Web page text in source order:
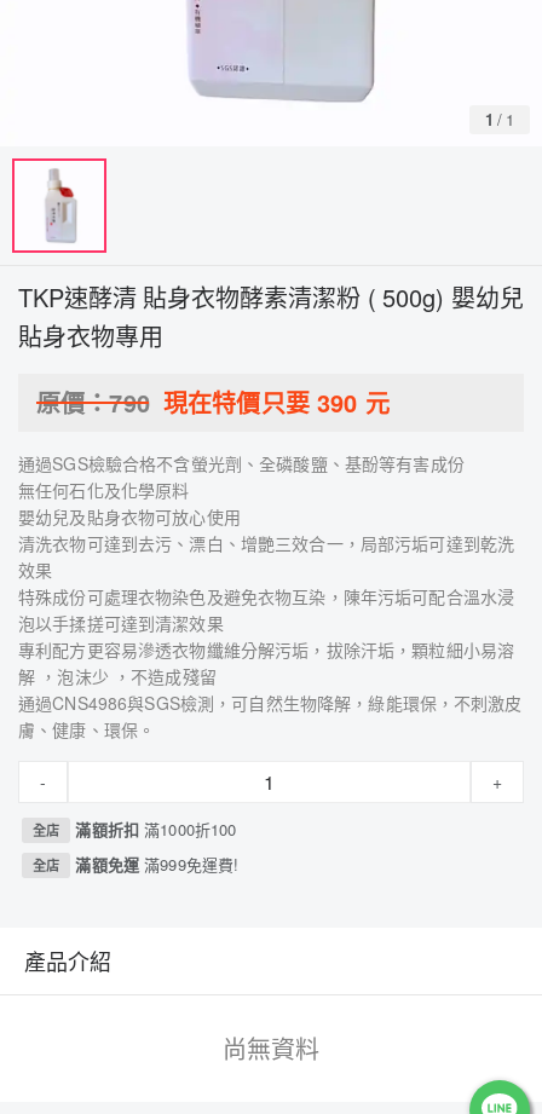
1 / 1
TKP速酵清 貼身衣物酵素清潔粉 ( 500g) 嬰幼兒
貼身衣物專用
原價：790 現在特價只要 390 元
通過SGS檢驗合格不含螢光劑、全磷酸鹽、基酚等有害成份
無任何石化及化學原料
嬰幼兒及貼身衣物可放心使用
清洗衣物可達到去污、漂白、增艷三效合一，局部污垢可達到乾洗
效果
特殊成份可處理衣物染色及避免衣物互染，陳年污垢可配合溫水浸
泡以手揉搓可達到清潔效果
專利配方更容易滲透衣物纖維分解污垢，拔除汗垢，顆粒細小易溶
解 ，泡沫少 ，不造成殘留
通過CNS4986與SGS檢測，可自然生物降解，綠能環保，不刺激皮
膚、健康、環保。
- +
全店 滿額折扣滿1000折100
全店 滿額免運滿999免運費!
產品介紹
尚無資料